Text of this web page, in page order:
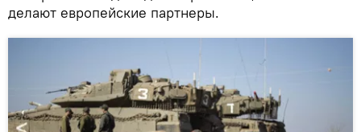
делают европейские партнеры.